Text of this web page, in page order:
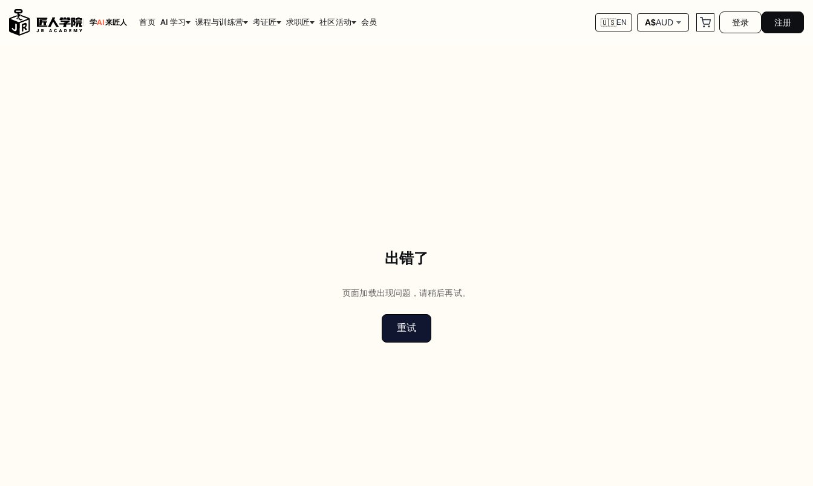
学AI来匠人 首页 AI 学习 课程与训练营 考证匠 求职匠 社区活动 会员 🇺🇸EN A$AUD 登录 注册
出错了
页面加载出现问题，请稍后再试。
重试